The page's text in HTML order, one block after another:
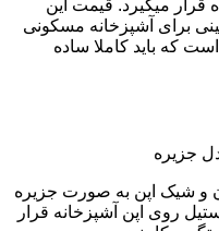
میگیرد. قیمت این
برای آشپزخانه مسکونی
که باید کاملا ساده
جزیره
و شیک اپن به صورت جزیره
روی اپن آشپزخانه قرار